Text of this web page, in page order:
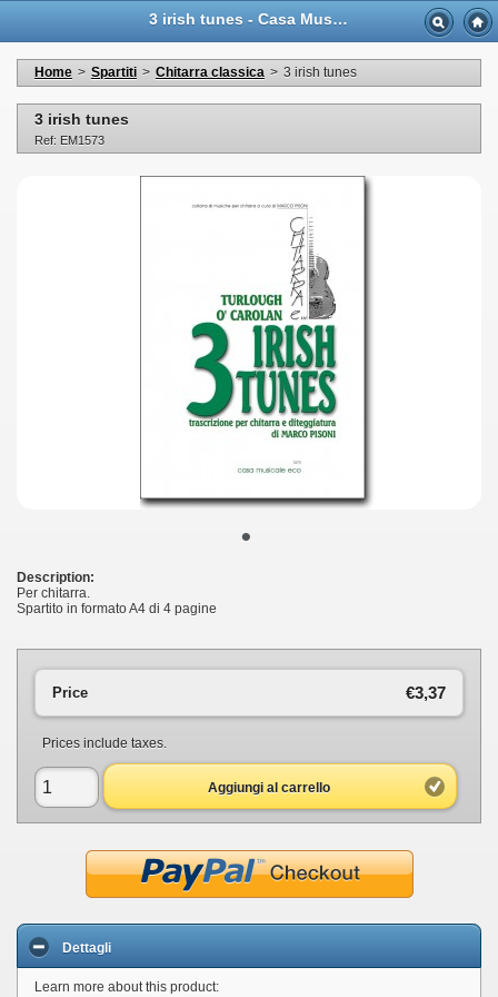
3 irish tunes - Casa Musicale Eco
Home > Spartiti > Chitarra classica > 3 irish tunes
3 irish tunes
Ref: EM1573
•
Description:
Per chitarra.
Spartito in formato A4 di 4 pagine
€3,37
Price
Prices include taxes.
Aggiungi al carrello
Dettagli
Learn more about this product: